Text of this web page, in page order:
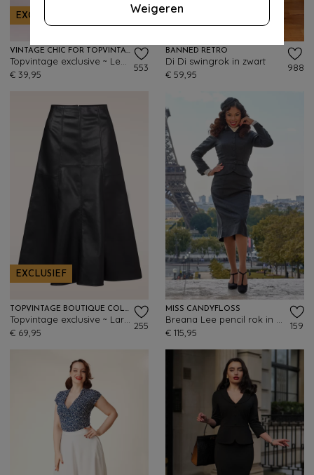
Weigeren
EXCLUSIEF
VINTAGE CHIC FOR TOPVINTAGE
€ 39,95
553
BANNED RETRO
Di Di swingrok in zwart
€ 59,95
988
EXCLUSIEF
TOPVINTAGE BOUTIQUE COLLECTION
€ 69,95
255
MISS CANDYFLOSS
€ 115,95
159